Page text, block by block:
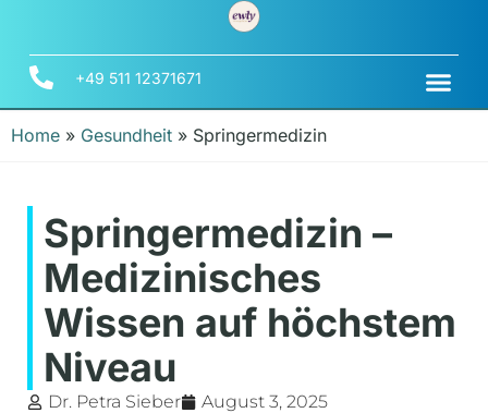
+49 511 12371671
Home » Gesundheit » Springermedizin
Springermedizin –
Medizinisches
Wissen auf höchstem
Niveau
Dr. Petra Sieber August 3, 2025